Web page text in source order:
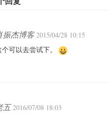
振杰博客2015/04/28 10:15
个可以去尝试下。
五2016/07/08 18:03